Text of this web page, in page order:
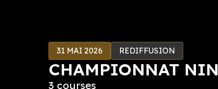
31 MAI 2026 REDIFFUSION
CHAMPIONNAT
3 courses